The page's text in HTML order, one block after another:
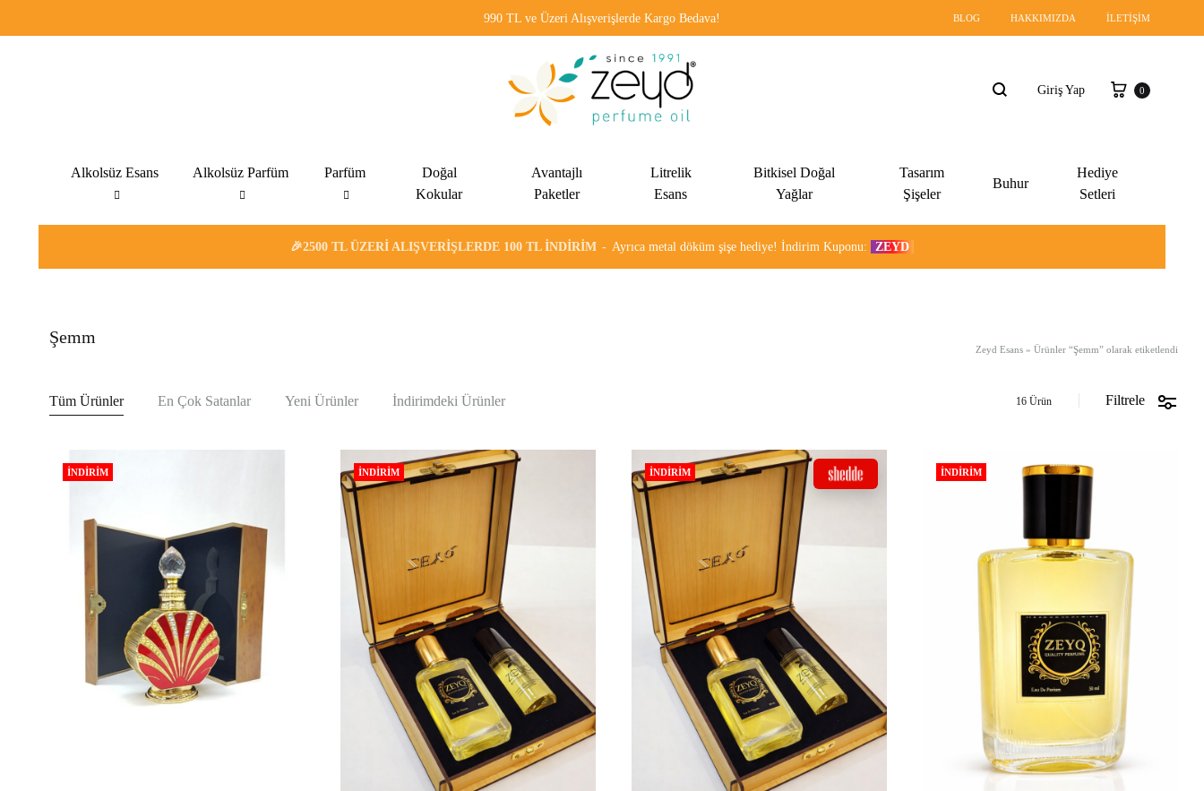
990 TL ve Üzeri Alışverişlerde Kargo Bedava! BLOG HAKKIMIZDA İLETIŞIM
erkekler
özel
seçenekleri.
Ara
Giriş Yap Sepet
0
Alkolsüz Esans Alkolsüz Parfüm Parfüm
Doğal
Kokular
Avantajlı
Paketler
Litrelik
Esans
Bitkisel Doğal
Yağlar
Tasarım
Şişeler
Buhur
Hediye
Setleri
🎉2500 TL ÜZERI ALIŞVERIŞLERDE 100 TL İNDIRIM Ayrıca metal döküm şişe hediye! İndirim Kuponu: ZEYD
Şemm
Zeyd Esans » Ürünler “Şemm” olarak etiketlendi
Tüm Ürünler En Çok Satanlar Yeni Ürünler İndirimdeki Ürünler Filtrele
16 Ürün
İNDIRIM İNDIRIM İNDIRIM İNDIRIM